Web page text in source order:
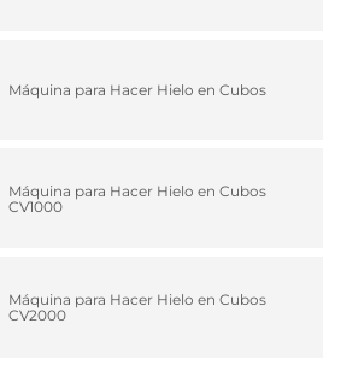
Máquina para Hacer Hielo en Cubos
Máquina para Hacer Hielo en Cubos
CV1000
Máquina para Hacer Hielo en Cubos
CV2000